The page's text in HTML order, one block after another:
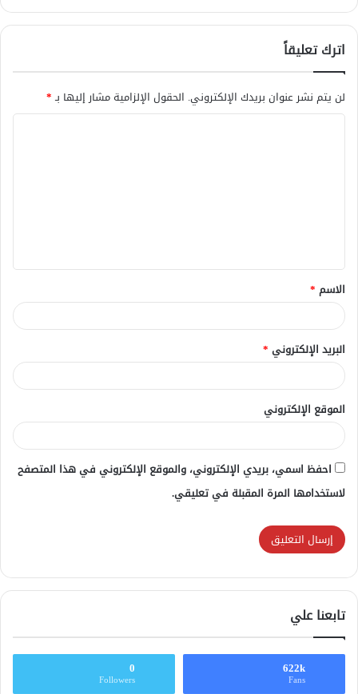
اترك تعليقاً
لن يتم نشر عنوان بريدك الإلكتروني. الحقول الإلزامية مشار إليها بـ*
ق
*
الاسم *
البريد الإلكتروني *
الموقع الإلكتروني
احفظ اسمي، بريدي الإلكتروني، والموقع الإلكتروني في هذا المتصفح
لاستخدامها المرة المقبلة في تعليقي.
تابعنا علي
622k
Fans
0
Followers